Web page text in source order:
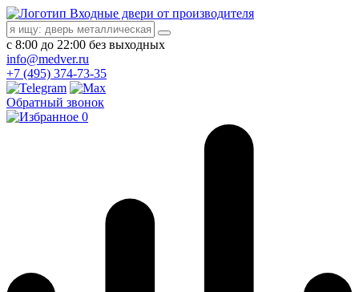
Входные двери от производителя
с 8:00 до 22:00 без выходных
info@medver.ru
+7 (495) 374-73-35
Обратный звонок
0